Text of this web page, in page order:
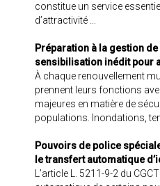
constitue un service
d’attractivité ...
Préparation à la gestion
sensibilisation inédit pour
À chaque renouvellement
prennent leurs fonctions
majeures en matière de
populations. Inondations,
Pouvoirs de police
le transfert automatique
L’article L. 5211-9-2 du